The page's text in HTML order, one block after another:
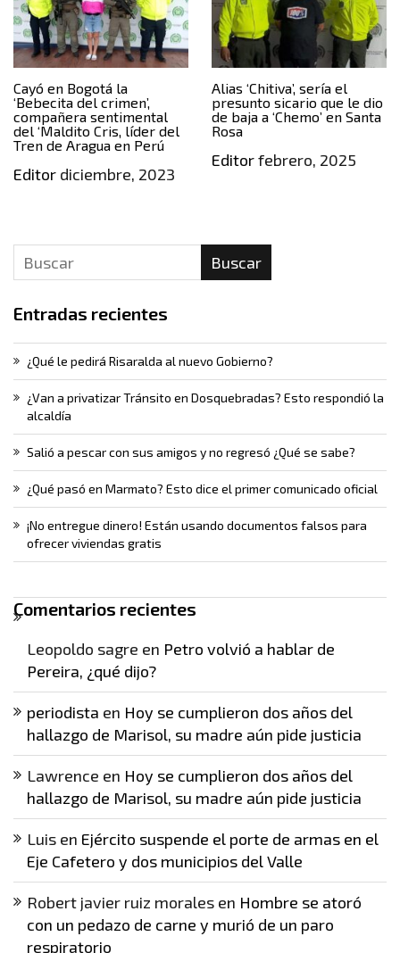
Cayó en Bogotá la
‘Bebecita del crimen’,
compañera sentimental
del ‘Maldito Cris, líder del
Tren de Aragua en Perú
Editor diciembre, 2023
Alias ‘Chitiva’, sería el
presunto sicario que le dio
de baja a ‘Chemo’ en Santa
Rosa
Editorfebrero, 2025
Buscar
Entradas recientes
¿Qué le pedirá Risaralda al nuevo Gobierno?
¿Van a privatizar Tránsito en Dosquebradas? Esto respondió la
alcaldía
Salió a pescar con sus amigos y no regresó ¿Qué se sabe?
¿Qué pasó en Marmato? Esto dice el primer comunicado oficial
¡No entregue dinero! Están usando documentos falsos para
ofrecer viviendas gratis
Comentarios recientes
Leopoldo sagre en Petro volvió a hablar de
Pereira, ¿qué dijo?
periodista en Hoy se cumplieron dos años del
hallazgo de Marisol, su madre aún pide justicia
Lawrence en Hoy se cumplieron dos años del
hallazgo de Marisol, su madre aún pide justicia
Luis en Ejército suspende el porte de armas en el
Eje Cafetero y dos municipios del Valle
Robert javier ruiz morales en Hombre se atoró
con un pedazo de carne y murió de un paro
respiratorio